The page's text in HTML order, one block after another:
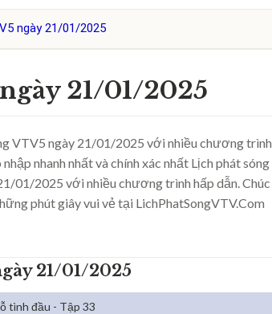
ngày 21/01/2025
21/01/2025
VTV5 ngày 21/01/2025 với nhiều chương trình
nhanh nhất và chính xác nhất Lịch phát sóng
01/2025 với nhiều chương trình hấp dẫn. Chúc
phút giây vui vẻ tại LichPhatSongVTV.Com
21/01/2025
tình đầu - Tập 33